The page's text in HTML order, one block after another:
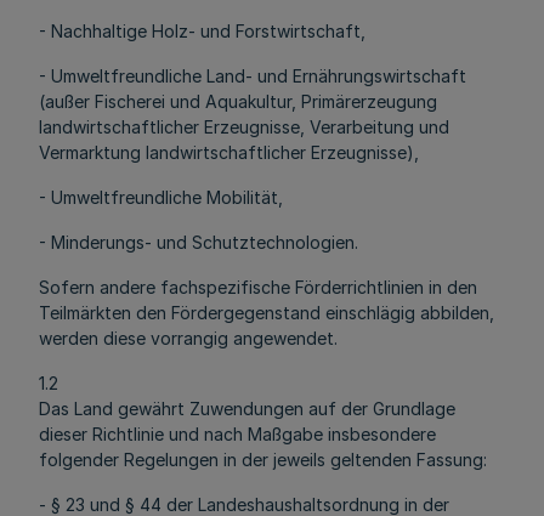
- Nachhaltige Holz- und Forstwirtschaft,
- Umweltfreundliche Land- und Ernährungswirtschaft
(außer Fischerei und Aquakultur, Primärerzeugung
landwirtschaftlicher Erzeugnisse, Verarbeitung und
Vermarktung landwirtschaftlicher Erzeugnisse),
- Umweltfreundliche Mobilität,
- Minderungs- und Schutztechnologien.
Sofern andere fachspezifische Förderrichtlinien in den
Teilmärkten den Fördergegenstand einschlägig abbilden,
werden diese vorrangig angewendet.
1.2
Das Land gewährt Zuwendungen auf der Grundlage
dieser Richtlinie und nach Maßgabe insbesondere
folgender Regelungen in der jeweils geltenden Fassung:
- § 23 und § 44 der Landeshaushaltsordnung in der